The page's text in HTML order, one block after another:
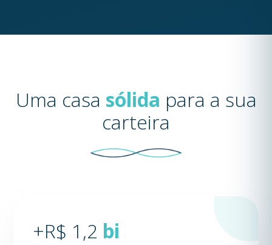
Uma casa sólida para a sua
carteira
+R$ 1,2 bi